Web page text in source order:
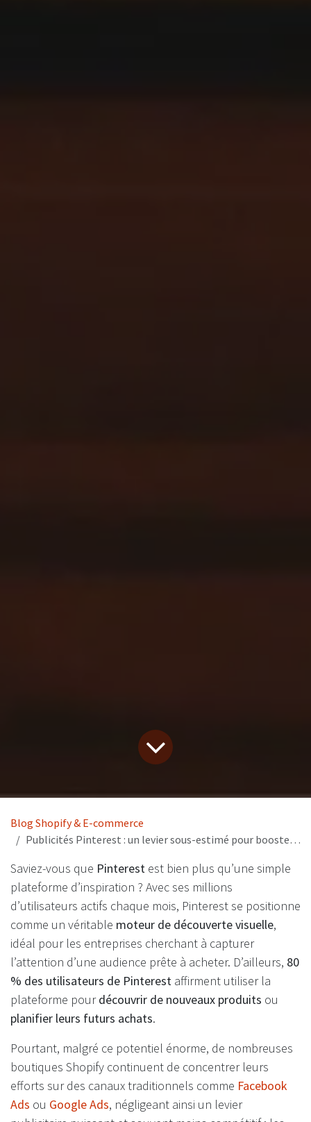
Blog Shopify & E-commerce
Publicités Pinterest : un levier sous-estimé pour booster les ventes des boutiques Shopify
Saviez-vous que Pinterest est bien plus qu’une simple
plateforme d’inspiration ? Avec ses millions
d’utilisateurs actifs chaque mois, Pinterest se positionne
comme un véritable moteur de découverte visuelle,
idéal pour les entreprises cherchant à capturer
l’attention d’une audience prête à acheter. D’ailleurs, 80
% des utilisateurs de Pinterest affirment utiliser la
plateforme pourdécouvrir de nouveaux produits ou
planifier leurs futurs achats.
Pourtant, malgré ce potentiel énorme, de nombreuses
boutiques Shopify continuent de concentrer leurs
efforts sur des canaux traditionnels comme Facebook
Ads ou Google Ads, négligeant ainsi un levier